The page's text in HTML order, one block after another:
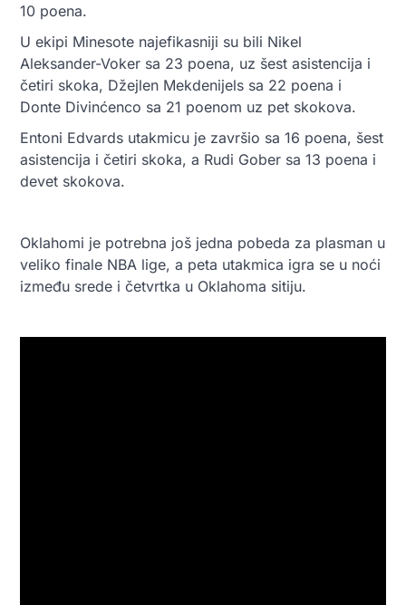
10 poena.
U ekipi Minesote najefikasniji su bili Nikel
Aleksander-Voker sa 23 poena, uz šest asistencija i
četiri skoka, Džejlen Mekdenijels sa 22 poena i
Donte Divinćenco sa 21 poenom uz pet skokova.
Entoni Edvards utakmicu je završio sa 16 poena, šest
asistencija i četiri skoka, a Rudi Gober sa 13 poena i
devet skokova.
Oklahomi je potrebna još jedna pobeda za plasman u
veliko finale NBA lige, a peta utakmica igra se u noći
između srede i četvrtka u Oklahoma sitiju.